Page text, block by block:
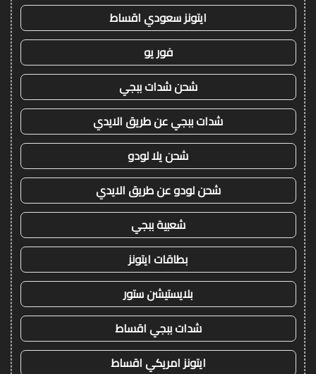
ايتونز سعودي اقساط
فور يو
شحن شدات ببجي
شدات ببجي عن طريق الايدي
شحن يلا لودو
شحن لودو عن طريق الايدي
شعبية ببجي
بطاقات ايتونز
بلايستيشن ستور
شدات ببجي اقساط
ايتونز امريكي اقساط